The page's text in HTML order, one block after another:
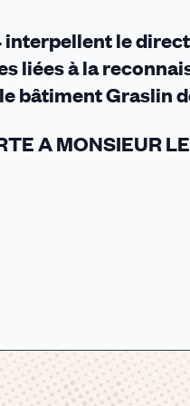
interpellent le
liées à la
bâtiment Graslin
A MONSIEUR